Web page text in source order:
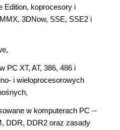
Edition, koprocesory i
3DNow, SSE, SSE2 i
PC XT, AT, 386, 486 i
i wieloprocesorowych
w komputerach PC --
DDR, DDR2 oraz zasady